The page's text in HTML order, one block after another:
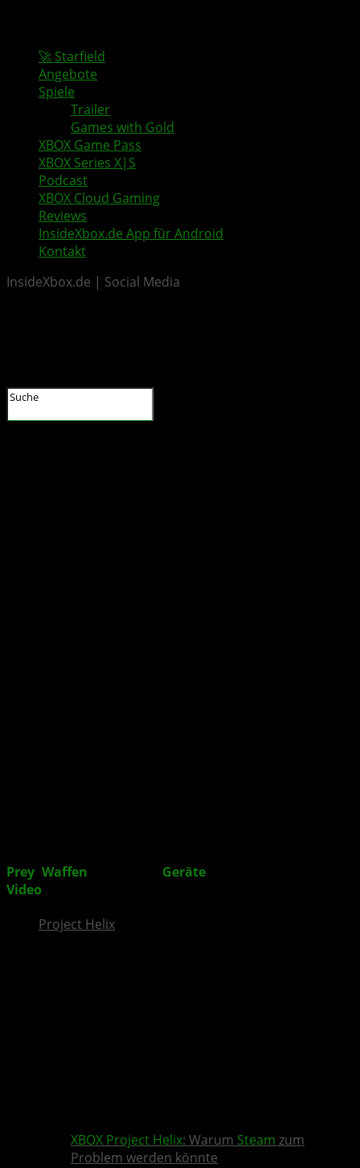
🚀 Starfield
Angebote
Spiele
Trailer
Games with Gold
XBOX Game Pass
XBOX Series X|S
Podcast
XBOX Cloud Gaming
Reviews
InsideXbox.de App für Android
Kontakt
InsideXbox.de | Social Media
Prey Waffen Geräte
Video
Project Helix
XBOX Project Helix: Warum Steam zum
Problem werden könnte